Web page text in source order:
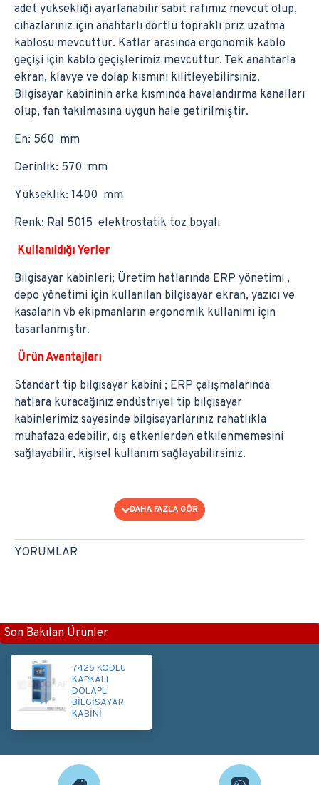
adet yüksekliği ayarlanabilir sabit rafımız mevcut olup,
cihazlarınız için anahtarlı dörtlü topraklı priz uzatma
kablosu mevcuttur. Katlar arasında ergonomik kablo
geçişi için kablo geçişlerimiz mevcuttur. Tek anahtarla
ekran, klavye ve dolap kısmını kilitleyebilirsiniz.
Bilgisayar kabininin arka kısmında havalandırma kanalları
olup, fan takılmasına uygun hale getirilmiştir.
En: 560 mm
Derinlik: 570 mm
Yükseklik: 1400 mm
Renk: Ral 5015 elektrostatik toz boyalı
Kullanıldığı Yerler
Bilgisayar kabinleri; Üretim hatlarında ERP yönetimi ,
depo yönetimi için kullanılan bilgisayar ekran, yazıcı ve
kasaların vb ekipmanların ergonomik kullanımı için
tasarlanmıştır.
Ürün Avantajları
Standart tip bilgisayar kabini ; ERP çalışmalarında
hatlara kuracağınız endüstriyel tip bilgisayar
kabinlerimiz sayesinde bilgisayarlarınız rahatlıkla
muhafaza edebilir, dış etkenlerden etkilenmemesini
sağlayabilir, kişisel kullanım sağlayabilirsiniz.
YORUMLAR
Son Bakılan Ürünler
7425 KODLU
KAPKALI
DOLAPLI
BİLGİSAYAR
KABİNİ